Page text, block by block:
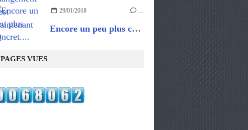
29/01/2018 …
Encore un peu plus concret....
PAGES VUES